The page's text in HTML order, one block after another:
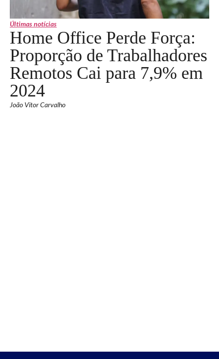
Últimas notícias
Home Office Perde Força:
Proporção de Trabalhadores
Remotos Cai para 7,9% em
2024
João Vitor Carvalho